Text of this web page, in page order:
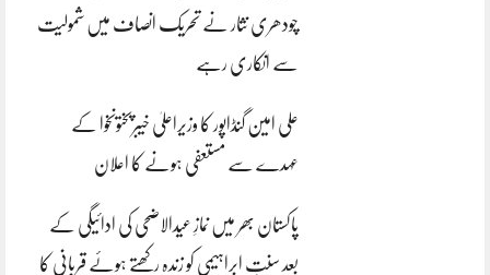
چودھری نثار نے تحریک انصاف میں شمولیت
سے انکاری رہے
علی امین گنڈاپور کا وزیراعلیٰ خیبرپختونخوا کے
عہدے سے مستعفی ہونے کا اعلان
پاکستان بھر میں نمازِ عیدالاضحی کی ادائیگی کے
بعد سنتِ ابراہیمی کو زندہ رکھتے ہوئے قربانی کا